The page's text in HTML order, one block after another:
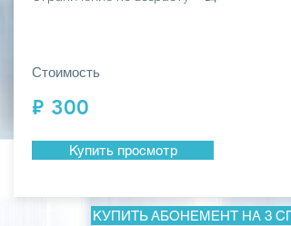
Стоимость
₽ 300
Купить просмотр
КУПИТЬ АБОНЕМЕНТ НА 3